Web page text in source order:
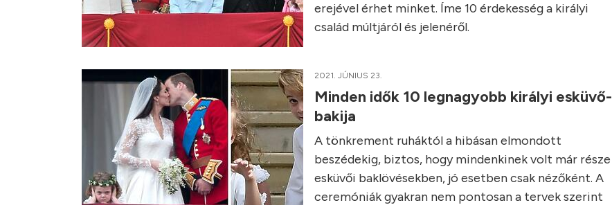
erejével érhet minket. Íme 10 érdekesség a királyi
család múltjáról és jelenéről.
2021. JÚNIUS 23.
Minden idők 10 legnagyobb királyi esküvő-
bakija
A tönkrement ruháktól a hibásan elmondott
beszédekig, biztos, hogy mindenkinek volt már része
esküvői baklövésekben, jó esetben csak nézőként. A
ceremóniák gyakran nem pontosan a tervek szerint